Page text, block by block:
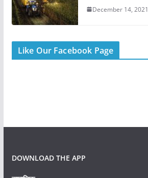
December 14, 2021
Like Our Facebook Page
DOWNLOAD THE APP